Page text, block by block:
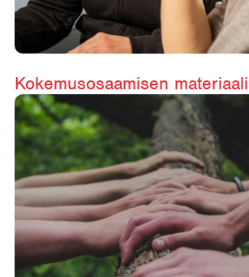
Kokemusosaamisen